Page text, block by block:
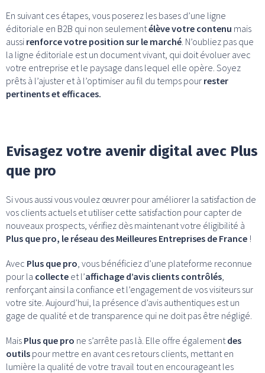
En suivant ces étapes, vous poserez les bases d’une ligne
éditoriale en B2B qui non seulementélève votre contenu mais
aussi renforce votre position sur le marché . N’oubliez pas que
la ligne éditoriale est un document vivant, qui doit évoluer avec
votre entreprise et le paysage dans lequel elle opère. Soyez
prêts à l’ajuster et à l’optimiser au fil du temps pour rester
pertinents et efficaces.
Evisagez votre avenir digital avec Plus
que pro
Si vous aussi vous voulez œuvrer pour améliorer la satisfaction de
vos clients actuels et utiliser cette satisfaction pour capter de
nouveaux prospects, vérifiez dès maintenant votre éligibilité à
Plus que pro, le réseau des Meilleures Entreprises de France !
Avec Plus que pro , vous bénéficiez d’une plateforme reconnue
pour la collecte et l’affichage d’avis clients contrôlés
renforçant ainsi la confiance et l’engagement de vos visiteurs sur
votre site. Aujourd’hui, la présence d’avis authentiques est un
gage de qualité et de transparence qui ne doit pas être négligé.
Mais Plus que pro ne s’arrête pas là. Elle offre également des
outils pour mettre en avant ces retours clients, mettant en
lumière la qualité de votre travail tout en encourageant les